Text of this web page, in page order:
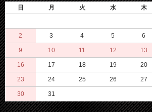
日 月 火 水 木
2 3 4 5 6
9 10 11 12 13
16 17 18 19 20
23 24 25 26 27
30 31